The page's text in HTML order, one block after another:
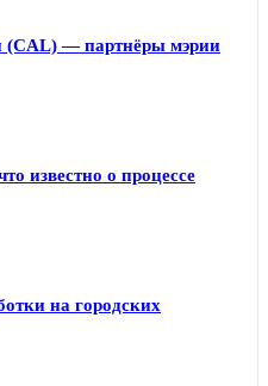
(CAL) — партнёры мэрии
известно о процессе
на городских